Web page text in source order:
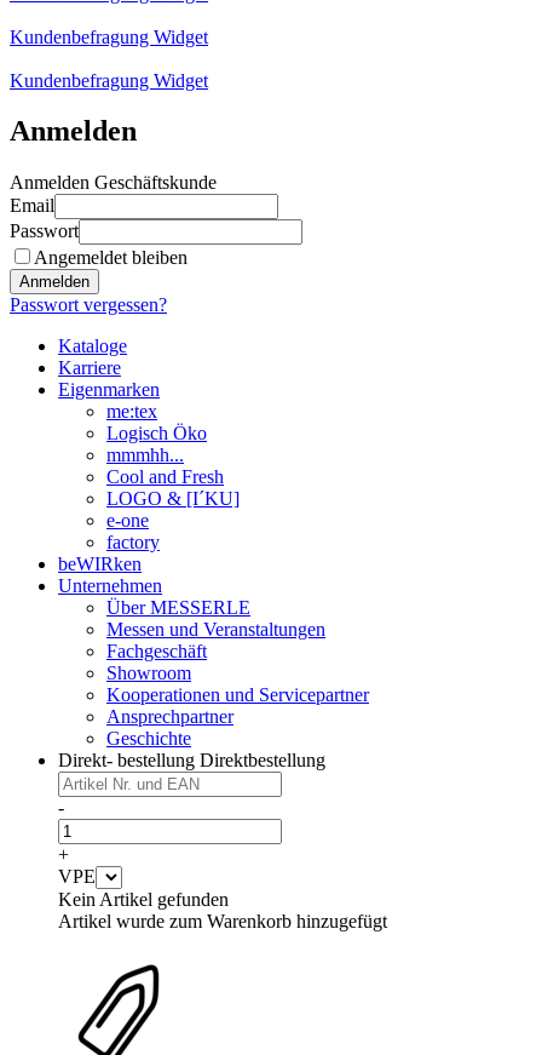
Kundenbefragung Widget
Kundenbefragung Widget
Anmelden
Anmelden Geschäftskunde
Email
Passwort
Angemeldet bleiben
Anmelden
Passwort vergessen?
Kataloge
Karriere
Eigenmarken
me:tex
Logisch Öko
mmmhh...
Cool and Fresh
LOGO & [I´KU]
e-one
factory
beWIRken
Unternehmen
Über MESSERLE
Messen und Veranstaltungen
Fachgeschäft
Showroom
Kooperationen und Servicepartner
Ansprechpartner
Geschichte
Direkt- bestellung Direktbestellung
-
+
VPE
Kein Artikel gefunden
Artikel wurde zum Warenkorb hinzugefügt